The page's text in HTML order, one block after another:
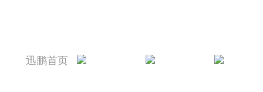
迅鹏首页